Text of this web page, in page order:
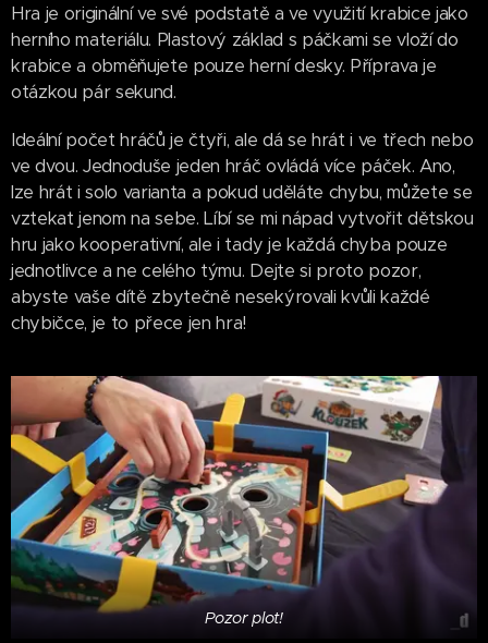
Hra je originální ve své podstatě a ve využití krabice jako
herního materiálu. Plastový základ s páčkami se vloží do
krabice a obměňujete pouze herní desky. Příprava je
otázkou pár sekund.
Ideální počet hráčů je čtyři, ale dá se hrát i ve třech nebo
ve dvou. Jednoduše jeden hráč ovládá více páček. Ano,
lze hrát i solo varianta a pokud uděláte chybu, můžete se
vztekat jenom na sebe. Líbí se mi nápad vytvořit dětskou
hru jako kooperativní, ale i tady je každá chyba pouze
jednotlivce a ne celého týmu. Dejte si proto pozor,
abyste vaše dítě zbytečně nesekýrovali kvůli každé
chybičce, je to přece jen hra!
Pozor plot!